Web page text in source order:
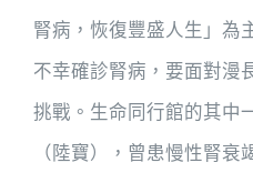
腎病，恢復豐盛人生」為
不幸確診腎病，要面對漫
挑戰。生命同行館的其中
（陸寶），曾患慢性腎衰